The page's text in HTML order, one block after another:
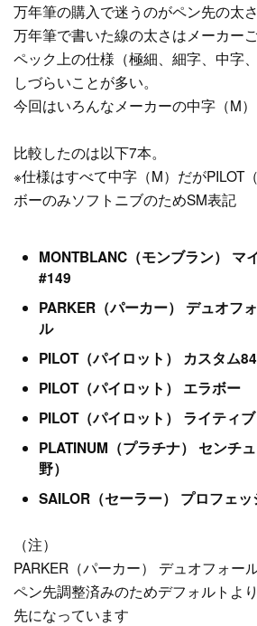
万年筆の購入で迷うのがペン先の太さ
万年筆で書いた線の太さはメーカー
ペック上の仕様（極細、細字、中字
しづらいことが多い。
今回はいろんなメーカーの中字（M）
比較したのは以下7本。
※仕様はすべて中字（M）だがPILOT
ボーのみソフトニブのためSM表記
MONTBLANC（モンブラン） マ
#149
PARKER（パーカー） デュオフ
ル
PILOT（パイロット） カスタム
PILOT（パイロット） エラボー
PILOT（パイロット） ライティブ
PLATINUM（プラチナ） センチ
野）
SAILOR（セーラー） プロフェ
（注）
PARKER（パーカー） デュオフォー
ペン先調整済みのためデフォルトよ
先になっています